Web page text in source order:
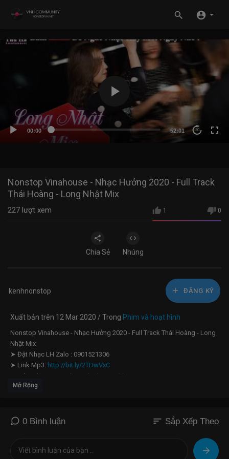
00:00 52:01 20
Nonstop Vinahouse - Nhạc Hưởng 2020 - Full Track
Thái Hoàng - Long Nhật Mix
1 0
227 lượt xem
Chia Sẻ Nhúng
kenhnonstop ĐĂNG KÝ
Xuất bản trên 12 Mar 2020 / Trong Phim và hoạt hình
Nonstop Vinahouse - Nhạc Hưởng 2020 - Full Track Thái Hoàng - Long
Nhật Mix
➤ Đặt Nhạc LH Zalo : 0901521306
➤ Link Mp3: http://bit.ly/2TDwVxC
➤ Liên Hệ Fanpage: http://bit.ly/2VTxhl3
➤ Đăng Ký Kênh:
✪ Kênh Nonstop - Kênh nhạc sàn mixcloud - tuyển tập nhạc nonstop
✪ Nếu có vấn đề về bản quyền liên quan đến VIDEO xin quý vị vui lòng
Mở Rộng
0 Bình luận sort Sắp Xếp Theo